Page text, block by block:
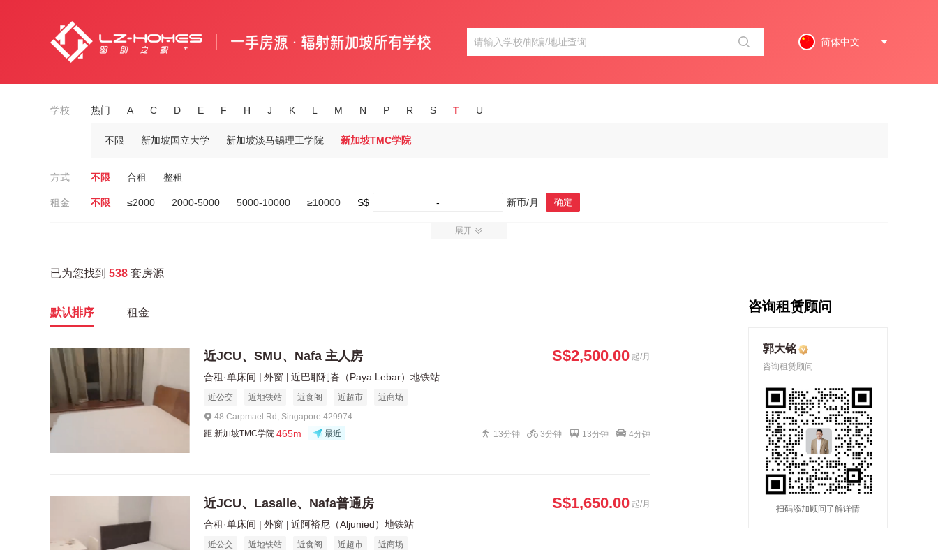
简体中文
学校 热门 A C D E F H J K L M N P R S T U
不限 新加坡国立大学 新加坡淡马锡理工学院 新加坡TMC学院
方式 不限 合租 整租
租金 不限 ≤2000 2000-5000 5000-10000 ≥10000 S$ - 新币/月 确定
展开
已为您找到 538 套房源
默认排序 租金 咨询租赁顾问
郭大铭
咨询租赁顾问
扫码添加顾问了解详情
近JCU、SMU、Nafa 主人房 S$2,500.00 起/月
合租·单床间 外窗 近巴耶利峇（Paya Lebar）地铁站
近公交 近地铁站 近食阁 近超市
近商场
48 Carpmael Rd, Singapore 429974
距 新加坡TMC学院 465m 最近 13分钟 3分钟 13分钟 4分钟
近JCU、Lasalle、Nafa普通房 S$1,650.00 起/月
合租·单床间 外窗 近阿裕尼（Aljunied）地铁站
近公交 近地铁站 近食阁 近超市
近商场